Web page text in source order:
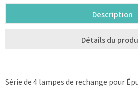
Description
Détails du
Série de 4 lampes de rechange pour